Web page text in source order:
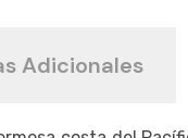
Adicionales